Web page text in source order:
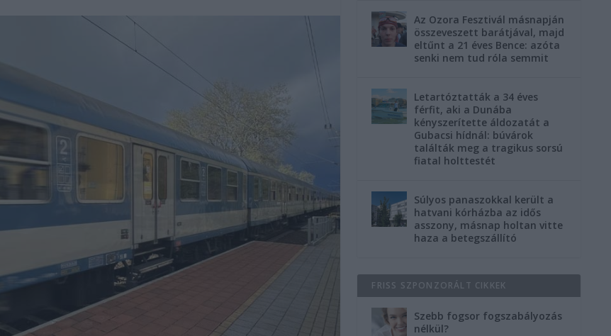
Az Ozora Fesztivál másnapján
összeveszett barátjával, majd
eltűnt a 21 éves Bence: azóta
senki nem tud róla semmit
Letartóztatták a 34 éves
férfit, aki a Dunába
kényszerítette áldozatát a
Gubacsi hídnál: búvárok
találták meg a tragikus sorsú
fiatal holttestét
Súlyos panaszokkal került a
hatvani kórházba az idős
asszony, másnap holtan vitte
haza a betegszállító
FRISS SZPONZORÁLT CIKKEK
Szebb fogsor fogszabályozás
nélkül?